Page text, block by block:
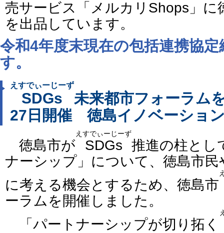
売サービス「メルカリ Shops 」
を出品しています。
令和4年度末現在の包括連携協
す。
SDGs
えすでぃーじーず
未来都市フォーラム
27日開催 徳島イノベーショ
徳島市が SDGs
えすでぃーじーず
推進の柱とし
ナーシップ」について、徳島市
に考える機会とするため、徳島市
ーラムを開催しました。
「パートナーシップが切り拓く